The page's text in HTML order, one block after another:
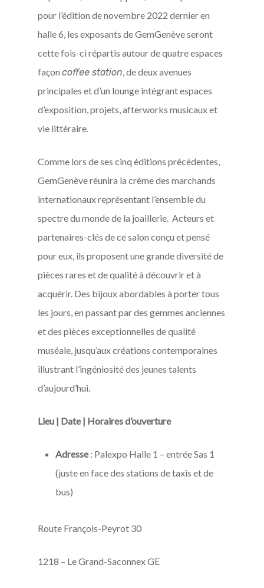
pour l’édition de novembre 2022 dernier en
halle 6, les exposants de GemGenève seront
cette fois-ci répartis autour de quatre espaces
façoncoffee station , de deux avenues
principales et d’un lounge intégrant espaces
d’exposition, projets, afterworks musicaux et
vie littéraire.
Comme lors de ses cinq éditions précédentes,
GemGenève réunira la crème des marchands
internationaux représentant l’ensemble du
spectre du monde de la joaillerie. Acteurs et
partenaires-clés de ce salon conçu et pensé
pour eux, ils proposent une grande diversité de
pièces rares et de qualité à découvrir et à
acquérir. Des bijoux abordables à porter tous
les jours, en passant par des gemmes anciennes
et des pièces exceptionnelles de qualité
muséale, jusqu’aux créations contemporaines
illustrant l’ingéniosité des jeunes talents
d’aujourd’hui.
Lieu | Date | Horaires d’ouverture
Adresse: Palexpo Halle 1 – entrée Sas 1
(juste en face des stations de taxis et de
bus)
Route François-Peyrot 30
1218 – Le Grand-Saconnex GE